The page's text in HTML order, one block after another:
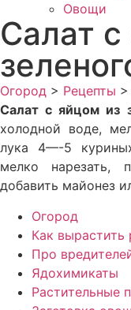
Овощи
Салат
Огород > Рецепты >
Салат с яйцом из
холодной воде,
лука 4—-5
мелко нарезать,
добавить майонез
Огород
Как вырастить
Про
Ядохимикаты
Растительные